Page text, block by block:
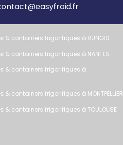
& containers frigorifiques à RUNGIS
& containers frigorifiques à NANTES
& containers frigorifiques à
containers frigorifiques à MONTPELLIER
& containers frigorifiques à TOULOUSE